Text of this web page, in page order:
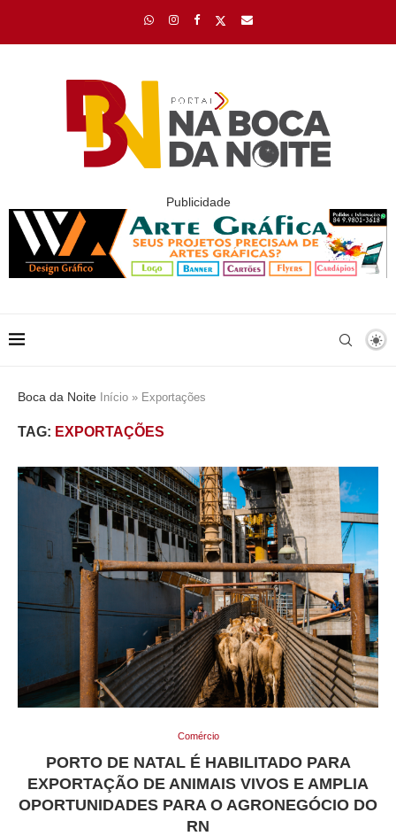
Publicidade
Boca da Noite Início » Exportações
TAG: EXPORTAÇÕES
Comércio
PORTO DE NATAL É HABILITADO PARA
EXPORTAÇÃO DE ANIMAIS VIVOS E AMPLIA
OPORTUNIDADES PARA O AGRONEGÓCIO DO
RN